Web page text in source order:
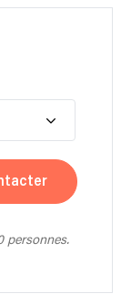
personnes.